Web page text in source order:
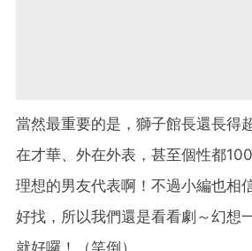
當然最重要的是，獅子館長還長得
在才華、外在外表，甚至個性都
理想的男友代表啊！不過小編也相
好找，所以我們還是看看劇～幻想